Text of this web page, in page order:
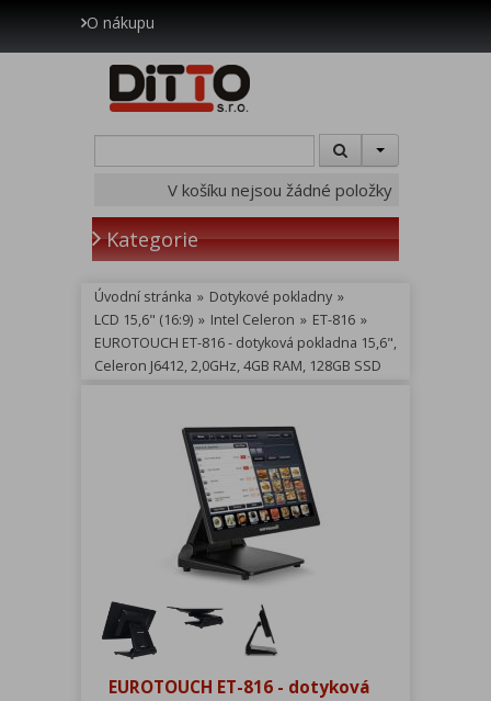
O nákupu
V košíku nejsou žádné položky
Kategorie
Úvodní stránka » Dotykové pokladny »
LCD 15,6" (16:9) » Intel Celeron » ET-816 »
EUROTOUCH ET-816 - dotyková pokladna 15,6",
Celeron J6412, 2,0GHz, 4GB RAM, 128GB SSD
EUROTOUCH ET-816 - dotyková